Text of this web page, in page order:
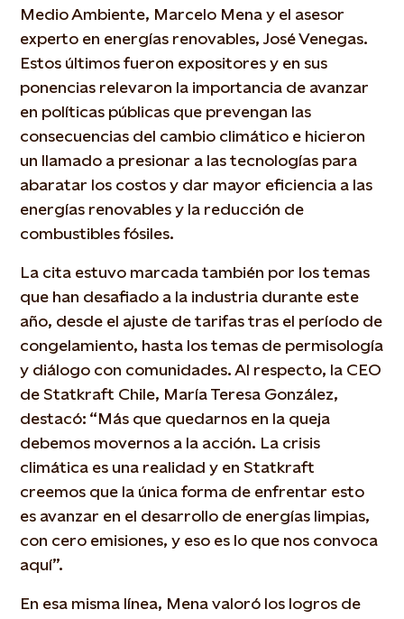
Medio Ambiente, Marcelo Mena y el asesor
experto en energías renovables, José Venegas.
Estos últimos fueron expositores y en sus
ponencias relevaron la importancia de avanzar
en políticas públicas que prevengan las
consecuencias del cambio climático e hicieron
un llamado a presionar a las tecnologías para
abaratar los costos y dar mayor eficiencia a las
energías renovables y la reducción de
combustibles fósiles.
La cita estuvo marcada también por los temas
que han desafiado a la industria durante este
año, desde el ajuste de tarifas tras el período de
congelamiento, hasta los temas de permisología
y diálogo con comunidades. Al respecto, la CEO
de Statkraft Chile, María Teresa González,
destacó: “Más que quedarnos en la queja
debemos movernos a la acción. La crisis
climática es una realidad y en Statkraft
creemos que la única forma de enfrentar esto
es avanzar en el desarrollo de energías limpias,
con cero emisiones, y eso es lo que nos convoca
aquí”.
En esa misma línea, Mena valoró los logros de